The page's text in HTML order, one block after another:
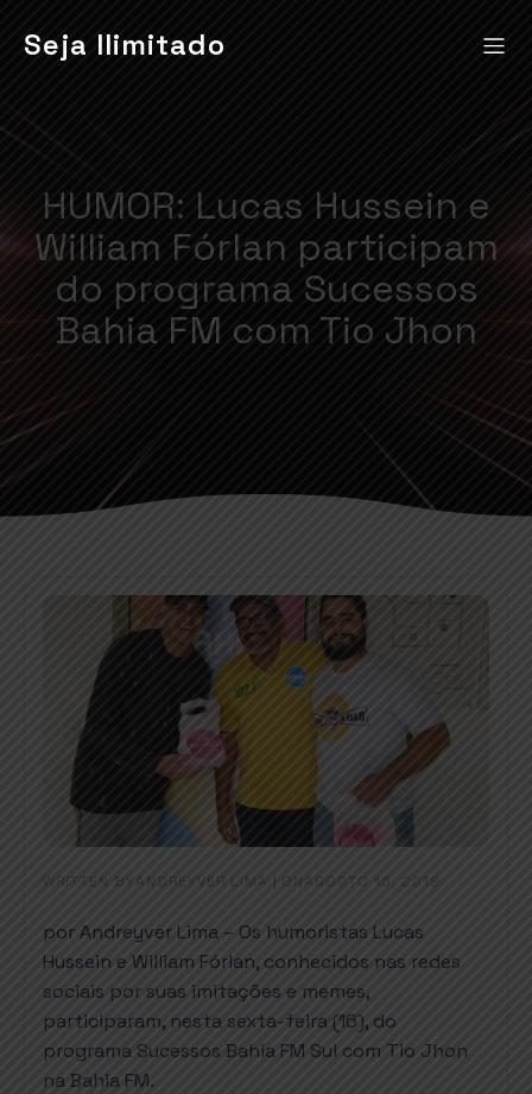
Seja Ilimitado
HUMOR: Lucas Hussein e
William Fórlan participam
do programa Sucessos
Bahia FM com Tio Jhon
WRITTEN BY ANDREYVER LIMA ON AGOSTO 16, 2019
por Andreyver Lima – Os humoristas Lucas
Hussein e William Fórlan, conhecidos nas redes
sociais por suas imitações e memes,
participaram, nesta sexta-feira (16), do
programa Sucessos Bahia FM Sul com Tio Jhon
na Bahia FM.